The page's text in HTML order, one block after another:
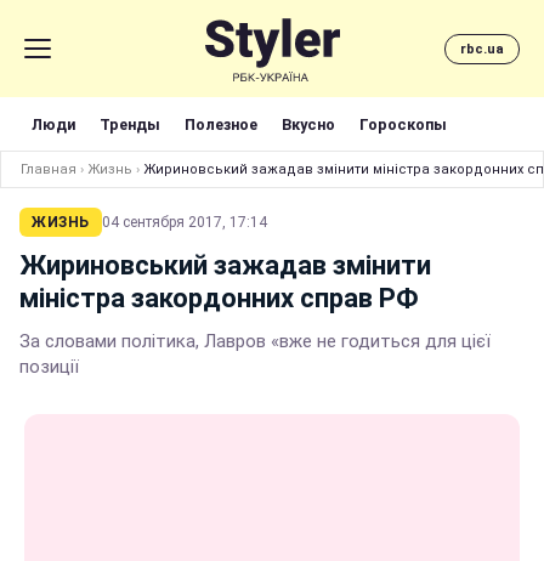
rbc.ua
Люди Тренды Полезное Вкусно Гороскопы
Главная › Жизнь › Жириновський зажадав змінити міністра закордонних
ЖИЗНЬ 04 сентября 2017, 17:14
Жириновський зажадав змінити
міністра закордонних справ РФ
За словами політика, Лавров «вже не годиться для цієї
позиції